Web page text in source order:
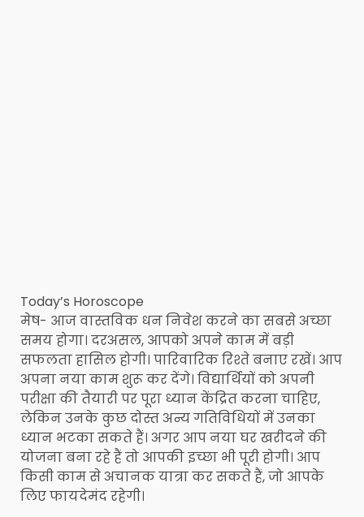
Today’s Horoscope
मेष- आज वास्तविक धन निवेश करने का सबसे अच्छा
समय होगा। दरअसल, आपको अपने काम में बड़ी
सफलता हासिल होगी। पारिवारिक रिश्ते बनाए रखें। आप
अपना नया काम शुरू कर देंगे। विद्यार्थियों को अपनी
परीक्षा की तैयारी पर पूरा ध्यान केंद्रित करना चाहिए,
लेकिन उनके कुछ दोस्त अन्य गतिविधियों में उनका
ध्यान भटका सकते हैं। अगर आप नया घर खरीदने की
योजना बना रहे हैं तो आपकी इच्छा भी पूरी होगी। आप
किसी काम से अचानक यात्रा कर सकते हैं, जो आपके
लिए फायदेमंद रहेगी।